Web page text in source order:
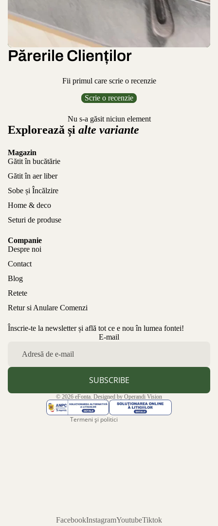
Părerile Clienților
Fii primul care scrie o recenzie
Scrie o recenzie
Nu s-a găsit niciun element
Explorează și alte variante
Magazin
Gătit în bucătărie
Gătit în aer liber
Sobe și Încălzire
Home & deco
Seturi de produse
Companie
Despre noi
Contact
Blog
Retete
Retur si Anulare Comenzi
Înscrie-te la newsletter și află tot ce e nou în lumea fontei!
E-mail
SUBSCRIBE
© 2026 eFonta. Designed by Operandi Vision
Termeni și politici
Politica de confidențialitate
Aviz legal
FacebookInstagramYoutubeTiktok